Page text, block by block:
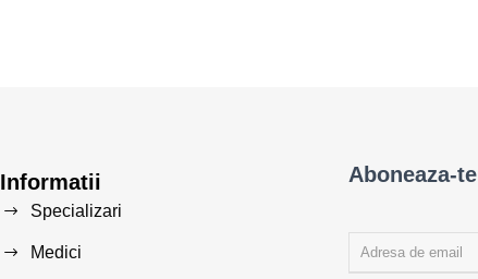
Informatii
Specializari
Medici
Aboneaza-te